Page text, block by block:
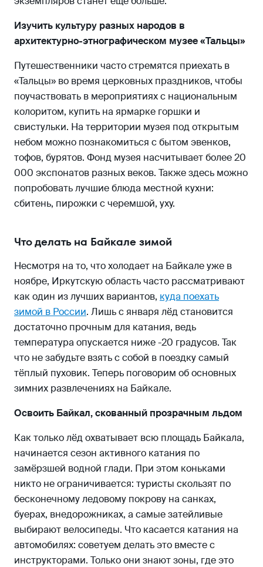
Изучить культуру разных народов в
архитектурно-этнографическом музее «Тальцы»
Путешественники часто стремятся приехать в
«Тальцы» во время церковных праздников, чтобы
поучаствовать в мероприятиях с национальным
колоритом, купить на ярмарке горшки и
свистульки. На территории музея под открытым
небом можно познакомиться с бытом эвенков,
тофов, бурятов. Фонд музея насчитывает более 20
000 экспонатов разных веков. Также здесь можно
попробовать лучшие блюда местной кухни:
сбитень, пирожки с черемшой, уху.
Что делать на Байкале зимой
Несмотря на то, что холодает на Байкале уже в
ноябре, Иркутскую область часто рассматривают
как один из лучших вариантов, куда поехать
зимой в России. Лишь с января лёд становится
достаточно прочным для катания, ведь
температура опускается ниже -20 градусов. Так
что не забудьте взять с собой в поездку самый
тёплый пуховик. Теперь поговорим об основных
зимних развлечениях на Байкале.
Освоить Байкал, скованный прозрачным льдом
Как только лёд охватывает всю площадь Байкала,
начинается сезон активного катания по
замёрзшей водной глади. При этом коньками
никто не ограничивается: туристы скользят по
бесконечному ледовому покрову на санках,
буерах, внедорожниках, а самые затейливые
выбирают велосипеды. Что касается катания на
автомобилях: советуем делать это вместе с
инструкторами. Только они знают зоны, где это